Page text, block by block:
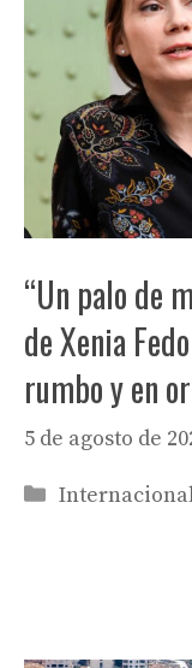
“Un palo de
de Xenia
rumbo y en
5 de agosto de
Categorías